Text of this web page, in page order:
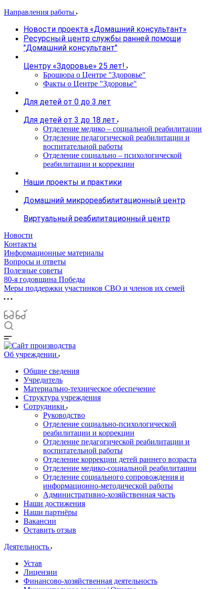
Направления работы
Новости проекта «Домашний консультант»
Ресурсный центр службы ранней помощи
"Домашний консультант"
Центру «Здоровье» 25 лет!
Брошюра о Центре "Здоровье"
Факты о Центре "Здоровье"
Для детей от 0 до 3 лет
Для детей от 3 до 18 лет
Отделение медико – социальной реабилитации
Отделение педагогической реабилитации и
воспитательной работы
Отделение социально – психологической
реабилитации и коррекции
Наши проекты и практики
Домашний микрореабилитационный центр
Виртуальный реабилитационный центр
Новости
Контакты
Информационные материалы
Вопросы и ответы
Полезные советы
80-я годовщина Победы
Меры поддержки участинков СВО и членов их семей
Об учреждении
Общие сведения
Учредитель
Материально-техническое обеспечение
Структура учреждения
Сотрудники
Руководство
Отделение социально-психологической
реабилитации и коррекции
Отделение педагогической реабилитации и
воспитательной работы
Отделение коррекции детей раннего возраста
Отделение медико-социальной реабилитации
Отделение социального сопровождения и
информационно-методической работы
Административно-хозяйственная часть
Наши достижения
Наши партнёры
Вакансии
Оставить отзыв
Деятельность
Устав
Лицензии
Финансово-хозяйственная деятельность